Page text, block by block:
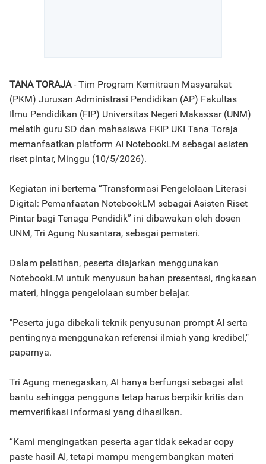
TANA TORAJA- Tim Program Kemitraan Masyarakat
(PKM) Jurusan Administrasi Pendidikan (AP) Fakultas
Ilmu Pendidikan (FIP) Universitas Negeri Makassar (UNM)
melatih guru SD dan mahasiswa FKIP UKI Tana Toraja
memanfaatkan platform AI NotebookLM sebagai asisten
riset pintar, Minggu (10/5/2026).
Kegiatan ini bertema “Transformasi Pengelolaan Literasi
Digital: Pemanfaatan NotebookLM sebagai Asisten Riset
Pintar bagi Tenaga Pendidik” ini dibawakan oleh dosen
UNM, Tri Agung Nusantara, sebagai pemateri.
Dalam pelatihan, peserta diajarkan menggunakan
NotebookLM untuk menyusun bahan presentasi, ringkasan
materi, hingga pengelolaan sumber belajar.
"Peserta juga dibekali teknik penyusunan prompt AI serta
pentingnya menggunakan referensi ilmiah yang kredibel,"
paparnya.
Tri Agung menegaskan, AI hanya berfungsi sebagai alat
bantu sehingga pengguna tetap harus berpikir kritis dan
memverifikasi informasi yang dihasilkan.
“Kami mengingatkan peserta agar tidak sekadar copy
paste hasil AI, tetapi mampu mengembangkan materi